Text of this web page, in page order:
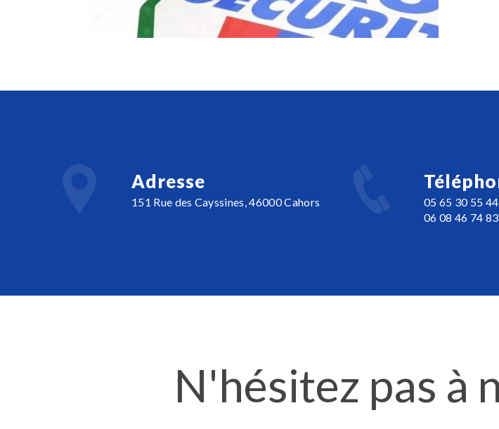
Adresse
151 Rue des Cayssines, 46000 Cahors
05 65 30 55 44
06 08 46 74 83
N'hésitez pas à